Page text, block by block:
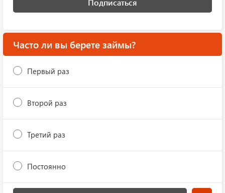
Подписаться
Часто ли вы берете займы?
Первый раз
Второй раз
Третий раз
Постоянно